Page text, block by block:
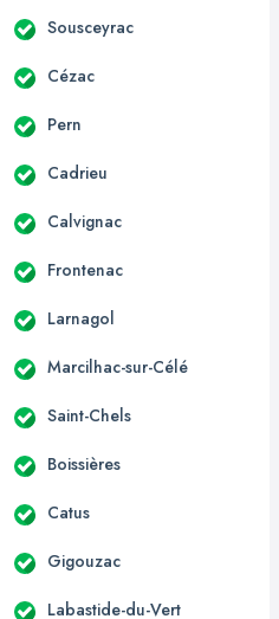
Sousceyrac
Cézac
Pern
Cadrieu
Calvignac
Frontenac
Larnagol
Marcilhac-sur-Célé
Saint-Chels
Boissières
Catus
Gigouzac
Labastide-du-Vert